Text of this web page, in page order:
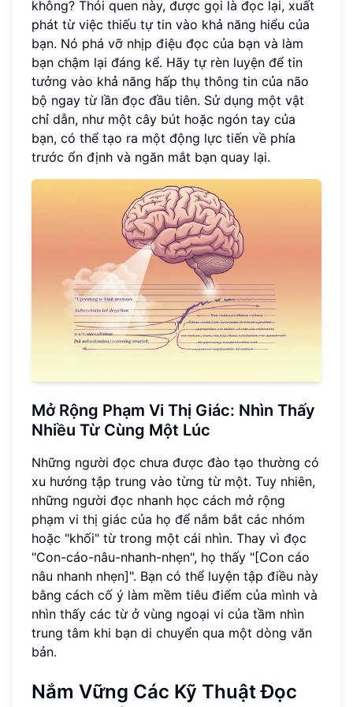
không? Thói quen này, được gọi là đọc lại, xuất
phát từ việc thiếu tự tin vào khả năng hiểu của
bạn. Nó phá vỡ nhịp điệu đọc của bạn và làm
bạn chậm lại đáng kể. Hãy tự rèn luyện để tin
tưởng vào khả năng hấp thụ thông tin của não
bộ ngay từ lần đọc đầu tiên. Sử dụng một vật
chỉ dẫn, như một cây bút hoặc ngón tay của
bạn, có thể tạo ra một động lực tiến về phía
trước ổn định và ngăn mắt bạn quay lại.
Mở Rộng Phạm Vi Thị Giác: Nhìn Thấy
Nhiều Từ Cùng Một Lúc
Những người đọc chưa được đào tạo thường có
xu hướng tập trung vào từng từ một. Tuy nhiên,
những người đọc nhanh học cách mở rộng
phạm vi thị giác của họ để nắm bắt các nhóm
hoặc "khối" từ trong một cái nhìn. Thay vì đọc
"Con-cáo-nâu-nhanh-nhẹn", họ thấy "[Con cáo
nâu nhanh nhẹn]". Bạn có thể luyện tập điều này
bằng cách cố ý làm mềm tiêu điểm của mình và
nhìn thấy các từ ở vùng ngoại vi của tầm nhìn
trung tâm khi bạn di chuyển qua một dòng văn
bản.
Nắm Vững Các Kỹ Thuật Đọc